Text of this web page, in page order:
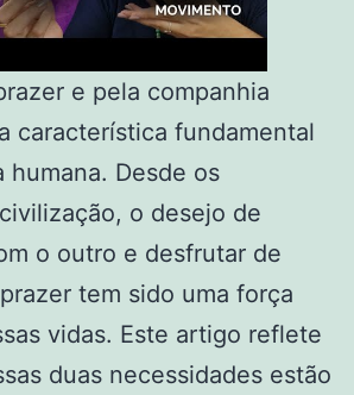
e pela companhia
característica fundamental
humana. Desde os
o desejo de
o outro e desfrutar de
tem sido uma força
vidas. Este artigo reflete
duas necessidades estão